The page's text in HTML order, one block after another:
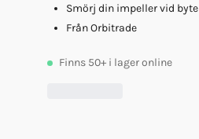
Smörj din impeller vid byte
Från Orbitrade
Finns 50+ i lager online